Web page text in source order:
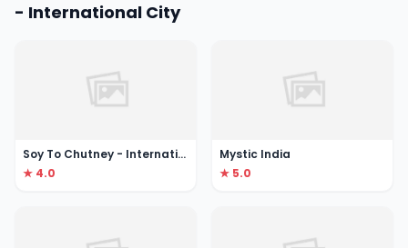
- International City
Soy To Chutney - International City
★ 4.0
Mystic India
★ 5.0